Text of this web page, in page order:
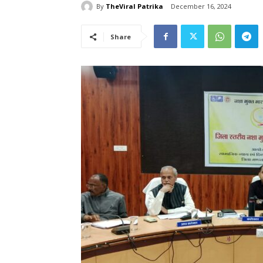
By TheViral Patrika December 16, 2024
Share